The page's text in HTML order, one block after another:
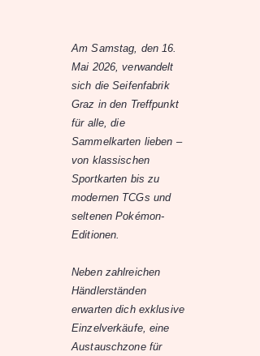
Am Samstag, den 16.
Mai 2026, verwandelt
sich die Seifenfabrik
Graz in den Treffpunkt
für alle, die
Sammelkarten lieben –
von klassischen
Sportkarten bis zu
modernen TCGs und
seltenen Pokémon-
Editionen.
Neben zahlreichen
Händlerständen
erwarten dich exklusive
Einzelverkäufe, eine
Austauschzone für